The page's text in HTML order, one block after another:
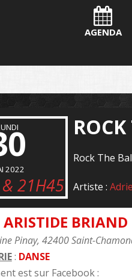
AGENDA
2022
21H45
Rock The
Artiste :
ARISTIDE BRIAND
Pinay, 42400 Saint-
: DANSE
est sur Facebook :